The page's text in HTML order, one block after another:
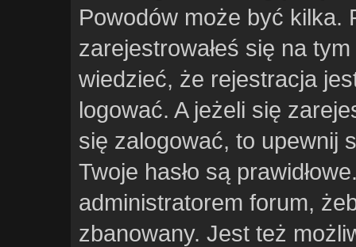
Powodów może być kilka.
zarejestrowałeś się na
wiedzieć, że rejestracja
logować. A jeżeli się
się zalogować, to upewnij
Twoje hasło są
administratorem forum,
zbanowany. Jest też